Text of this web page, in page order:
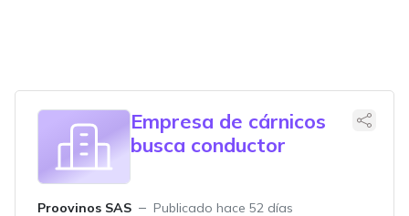
Empresa de cárnicos
busca conductor
Proovinos SAS
Publicado hace 52 días